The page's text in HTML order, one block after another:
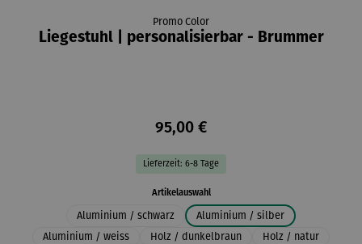
Promo Color
Liegestuhl | personalisierbar - Brummer
95,00 €
Lieferzeit: 6-8 Tage
Artikelauswahlauswählen
Aluminium / schwarz
Aluminium / silber
Aluminium / weiss
Holz / dunkelbraun
Holz / natur